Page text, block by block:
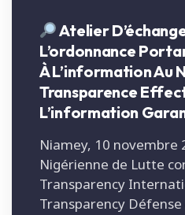
Atelier
L’ordonnance
À L’information Au
Transparence
L’information
Niamey, 10 novembre
Nigérienne de Lutte
Transparency
Transparency